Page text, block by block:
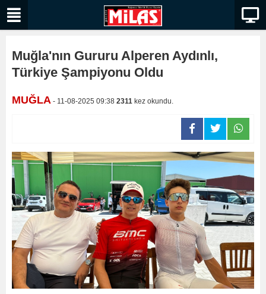
Muğla'nın Gururu Alperen Aydınlı,
Türkiye Şampiyonu Oldu
MUĞLA - 11-08-2025 09:38 2311 kez okundu.